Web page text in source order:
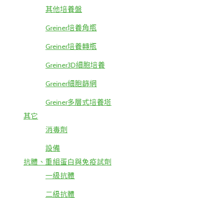
其他培養盤
Greiner培養角瓶
Greiner培養轉瓶
Greiner3D細胞培養
Greiner細胞篩網
Greiner多層式培養塔
其它
消毒劑
設備
抗體、重組蛋白與免疫試劑
一級抗體
二級抗體